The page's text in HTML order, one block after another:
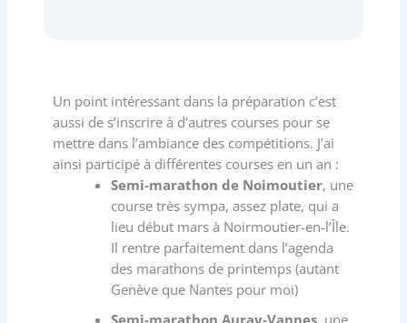
Un point intéressant dans la préparation c’est
aussi de s’inscrire à d’autres courses pour se
mettre dans l’ambiance des compétitions. J’ai
ainsi participé à différentes courses en un an :
Semi-marathon de Noimoutier, une
course très sympa, assez plate, qui a
lieu début mars à Noirmoutier-en-l’Île.
Il rentre parfaitement dans l’agenda
des marathons de printemps (autant
Genève que Nantes pour moi)
Semi-marathon Auray-Vannes, une